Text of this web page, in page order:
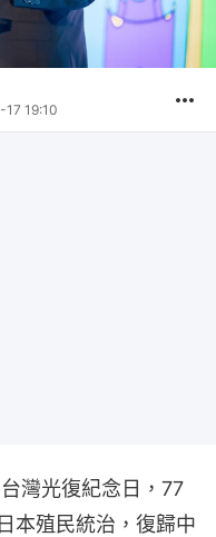
19:10
灣光復紀念日，77
本殖民統治，復歸中